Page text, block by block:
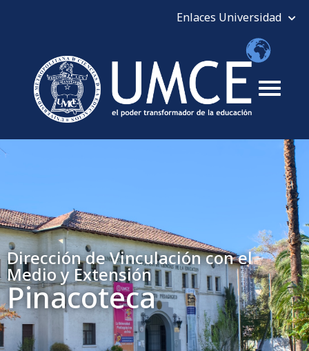
Dirección de Vinculación con el
Medio y Extensión​
Pinacoteca